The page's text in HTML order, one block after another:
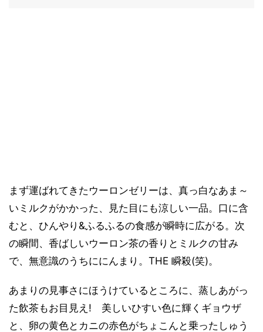
まず運ばれてきたウーロンゼリーは、真っ白なあま～
いミルクがかかった、見た目にも涼しい一品。口に含
むと、ひんやり&ふるふるの食感が瞬時に広がる。次
の瞬間、香ばしいウーロン茶の香りとミルクの甘み
で、無意識のうちににんまり。THE 瞬殺(笑)。
あまりの見事さにほうけているところに、蒸しあがっ
た飲茶もお目見え! 美しいひすい色に輝くギョウザ
と、卵の黄色とカニの赤色がちょこんと乗ったしゅう